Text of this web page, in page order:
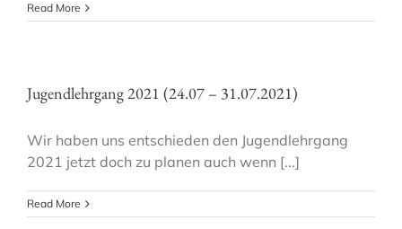
Read More
Jugendlehrgang 2021 (24.07 – 31.07.2021)
Wir haben uns entschieden den Jugendlehrgang
2021 jetzt doch zu planen auch wenn [...]
Read More